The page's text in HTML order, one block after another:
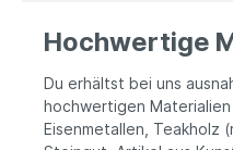
Hochwertige
Du erhältst bei uns
hochwertigen
Eisenmetallen, Teakholz